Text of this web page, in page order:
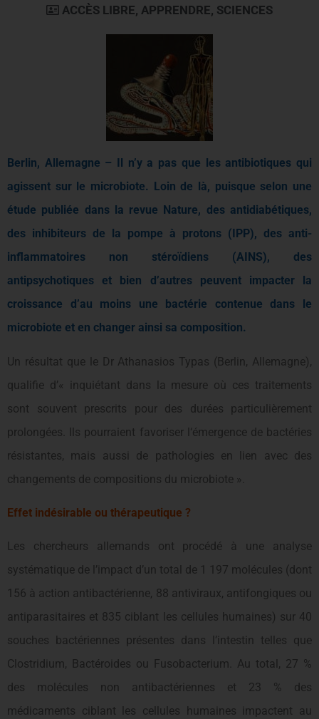
ACCÈS LIBRE, APPRENDRE, SCIENCES
Berlin, Allemagne – Il n’y a pas que les antibiotiques qui
agissent sur le microbiote. Loin de là, puisque selon une
étude publiée dans la revue Nature, des antidiabétiques,
des inhibiteurs de la pompe à protons (IPP), des anti-
inflammatoires non stéroïdiens (AINS), des
antipsychotiques et bien d’autres peuvent impacter la
croissance d’au moins une bactérie contenue dans le
microbiote et en changer ainsi sa composition.
Un résultat que le Dr Athanasios Typas (Berlin, Allemagne),
qualifie d’« inquiétant dans la mesure où ces traitements
sont souvent prescrits pour des durées particulièrement
prolongées. Ils pourraient favoriser l‘émergence de bactéries
résistantes, mais aussi de pathologies en lien avec des
changements de compositions du microbiote ».
Effet indésirable ou thérapeutique ?
Les chercheurs allemands ont procédé à une analyse
systématique de l’impact d’un total de 1 197 molécules (dont
156 à action antibactérienne, 88 antiviraux, antifongiques ou
antiparasitaires et 835 ciblant les cellules humaines) sur 40
souches bactériennes présentes dans l’intestin telles que
Clostridium, Bactéroides ou Fusobacterium. Au total, 27 %
des molécules non antibactériennes et 23 % des
médicaments ciblant les cellules humaines impactent au